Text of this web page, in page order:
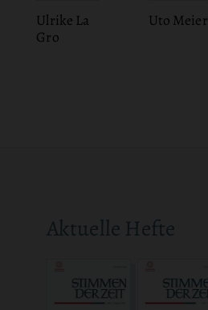
Ulrike La
Gro
Uto Meier
Aktuelle Hefte